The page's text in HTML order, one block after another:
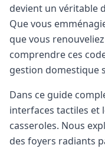
devient un véritable
Que vous
que vous
comprendre ces
gestion domestique
Dans ce guide
interfaces tactiles et
casseroles. Nous
des foyers radiants